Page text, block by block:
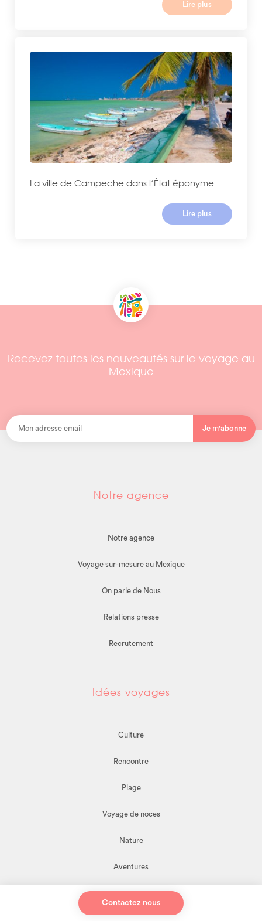
Lire plus
La ville de Campeche dans l’État éponyme
Lire plus
Contactez nous
Recevez toutes les nouveautés sur le voyage au
Mexique
Je m'abonne
Notre agence
Notre agence
Voyage sur-mesure au Mexique
On parle de Nous
Relations presse
Recrutement
Idées voyages
Culture
Rencontre
Plage
Voyage de noces
Nature
Aventures
Guide privé